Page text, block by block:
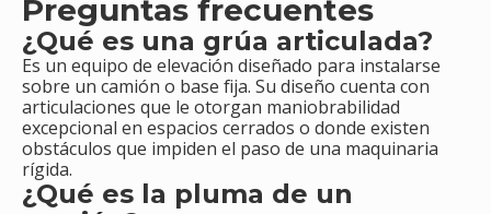
Preguntas frecuentes
¿Qué es una grúa articulada?
Es un equipo de elevación diseñado para instalarse
sobre un camión o base fija. Su diseño cuenta con
articulaciones que le otorgan maniobrabilidad
excepcional en espacios cerrados o donde existen
obstáculos que impiden el paso de una maquinaria
rígida.
¿Qué es la pluma de un